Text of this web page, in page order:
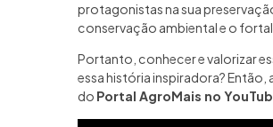
protagonistas na sua
conservação ambiental e o
Portanto, conhecer e valorizar
essa história inspiradora?
do Portal AgroMais no